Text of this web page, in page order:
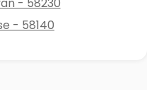
- 58140